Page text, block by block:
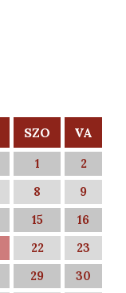
SZO VA
1
2
8
9
15
16
22
23
29
30